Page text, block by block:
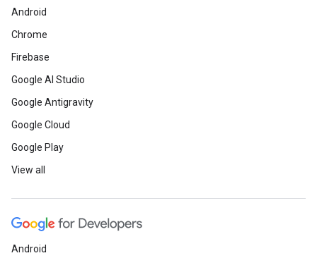
Android
Chrome
Firebase
Google AI Studio
Google Antigravity
Google Cloud
Google Play
View all
Android